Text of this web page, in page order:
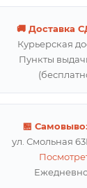
🚚 Доставка
Курьерская
Пункты
🏪
ул. Смольная